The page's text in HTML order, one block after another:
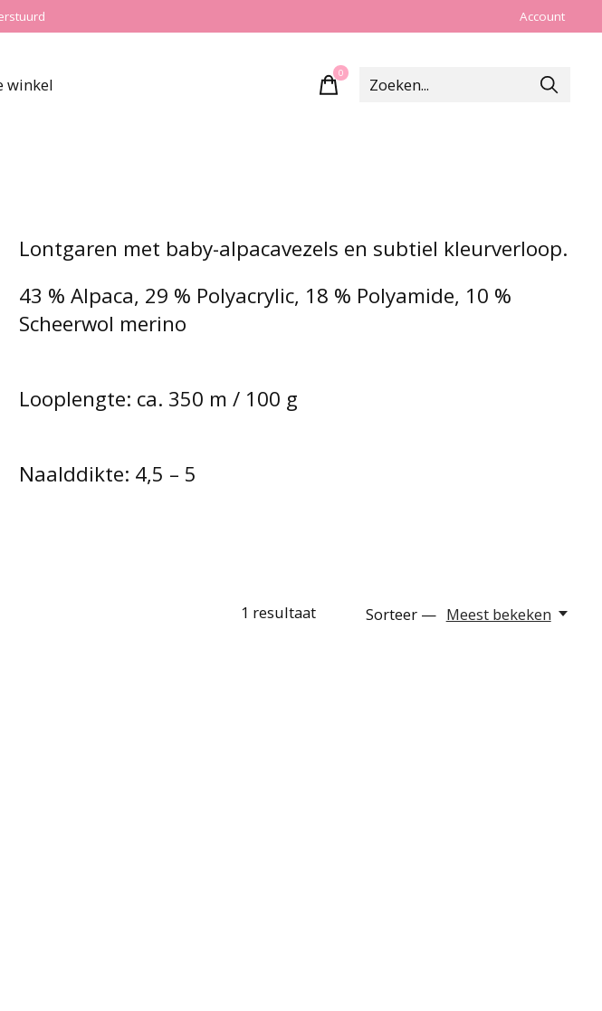
Account
winkel
0items
Lontgaren met baby-alpacavezels en subtiel kleurverloop.
43 % Alpaca, 29 % Polyacrylic, 18 % Polyamide, 10 %
Scheerwol merino
Looplengte: ca. 350 m / 100 g
Naalddikte: 4,5 – 5
1 resultaat Sorteer — Meest bekeken